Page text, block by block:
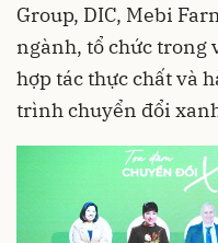
Group, DIC, Mebi
ngành, tổ chức trong
hợp tác thực chất và
trình chuyển đổi